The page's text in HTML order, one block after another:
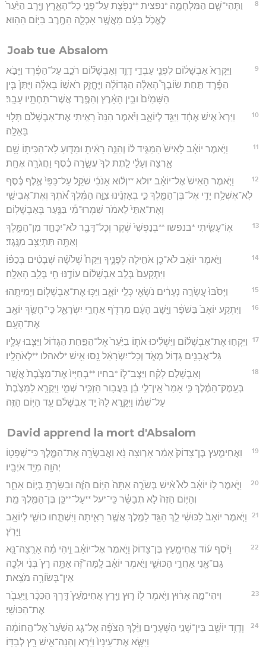
8
וַתְּהִי־שָׁ֧ם הַמִּלְחָמָ֛ה *נפצית **נָפֹ֖צֶת עַל־פְּנֵ֣י כָל־הָאָ֑רֶץ וַיֶּ֤רֶב הַיַּ֙עַר֙
לֶאֱכֹ֣ל בָּעָ֔ם מֵאֲשֶׁ֥ר אָכְלָ֛ה הַחֶ֖רֶב בַּיּ֥וֹם הַהֽוּא׃
Joab tue Absalom
9
וַיִּקָּרֵא֙ אַבְשָׁל֔וֹם לִפְנֵ֖י עַבְדֵ֣י דָוִ֑ד וְאַבְשָׁל֞וֹם רֹכֵ֣ב עַל־הַפֶּ֗רֶד וַיָּבֹ֣א
הַפֶּ֡רֶד תַּ֣חַת שׂוֹבֶךְ֩ הָאֵלָ֨ה הַגְּדוֹלָ֜ה וַיֶּחֱזַ֧ק רֹאשׁ֣וֹ בָאֵלָ֗ה וַיֻּתַּן֙ בֵּ֤ין
הַשָּׁמַ֙יִם֙ וּבֵ֣ין הָאָ֔רֶץ וְהַפֶּ֥רֶד אֲשֶׁר־תַּחְתָּ֖יו עָבָֽר׃
10
וַיַּרְא֙ אִ֣ישׁ אֶחָ֔ד וַיַּגֵּ֖ד לְיוֹאָ֑ב וַיֹּ֗אמֶר הִנֵּה֙ רָאִ֣יתִי אֶת־אַבְשָׁלֹ֔ם תָּל֖וּי
בָּאֵלָֽה׃
11
וַיֹּ֣אמֶר יוֹאָ֗ב לָאִישׁ֙ הַמַּגִּ֣יד ל֔וֹ וְהִנֵּ֣ה רָאִ֔יתָ וּמַדּ֛וּעַ לֹֽא־הִכִּית֥וֹ שָׁ֖ם
אָ֑רְצָה וְעָלַ֗י לָ֤תֶת לְךָ֙ עֲשָׂ֣רָה כֶ֔סֶף וַחֲגֹרָ֖ה אֶחָֽת׃
12
וַיֹּ֤אמֶר הָאִישׁ֙ אֶל־יוֹאָ֔ב *ולא **וְל֨וּא אָנֹכִ֜י שֹׁקֵ֤ל עַל־כַּפַּי֙ אֶ֣לֶף כֶּ֔סֶף
לֹֽא־אֶשְׁלַ֥ח יָדִ֖י אֶל־בֶּן־הַמֶּ֑לֶךְ כִּ֣י בְאָזְנֵ֜ינוּ צִוָּ֣ה הַמֶּ֗לֶךְ אֹ֠תְךָ וְאֶת־אֲבִישַׁ֤י
וְאֶת־אִתַּי֙ לֵאמֹ֔ר שִׁמְרוּ־מִ֕י בַּנַּ֖עַר בְּאַבְשָׁלֽוֹם׃
13
אֽוֹ־עָשִׂ֤יתִי *בנפשו **בְנַפְשִׁי֙ שֶׁ֔קֶר וְכָל־דָּבָ֖ר לֹא־יִכָּחֵ֣ד מִן־הַמֶּ֑לֶךְ
וְאַתָּ֖ה תִּתְיַצֵּ֥ב מִנֶּֽגֶד׃
14
וַיֹּ֣אמֶר יוֹאָ֔ב לֹא־כֵ֖ן אֹחִ֣ילָה לְפָנֶ֑יךָ וַיִּקַּח֩ שְׁלֹשָׁ֨ה שְׁבָטִ֜ים בְּכַפּ֗וֹ
וַיִּתְקָעֵם֙ בְּלֵ֣ב אַבְשָׁל֔וֹם עוֹדֶ֥נּוּ חַ֖י בְּלֵ֥ב הָאֵלָֽה׃
15 וַיָּסֹ֙בּוּ֙ עֲשָׂרָ֣ה נְעָרִ֔ים נֹשְׂאֵ֖י כְּלֵ֣י יוֹאָ֑ב וַיַּכּ֥וּ אֶת־אַבְשָׁל֖וֹם וַיְמִיתֻֽהוּ׃
16
וַיִּתְקַ֤ע יוֹאָב֙ בַּשֹּׁפָ֔ר וַיָּ֣שָׁב הָעָ֔ם מִרְדֹ֖ף אַחֲרֵ֣י יִשְׂרָאֵ֑ל כִּֽי־חָשַׂ֥ךְ יוֹאָ֖ב
אֶת־הָעָֽם׃
17
וַיִּקְח֣וּ אֶת־אַבְשָׁל֗וֹם וַיַּשְׁלִ֨יכוּ אֹת֤וֹ בַיַּ֙עַר֙ אֶל־הַפַּ֣חַת הַגָּד֔וֹל וַיַּצִּ֧בוּ עָלָ֛יו
גַּל־אֲבָנִ֖ים גָּד֣וֹל מְאֹ֑ד וְכָל־יִשְׂרָאֵ֔ל נָ֖סוּ אִ֥ישׁ *לאהלו **לְאֹהָלָֽיו׃
18
וְאַבְשָׁלֹ֣ם לָקַ֗ח וַיַּצֶּב־ל֤וֹ *בחיו **בְחַיָּיו֙ אֶת־מַצֶּ֙בֶת֙ אֲשֶׁ֣ר
בְּעֵֽמֶק־הַמֶּ֔לֶךְ כִּ֤י אָמַר֙ אֵֽין־לִ֣י בֵ֔ן בַּעֲב֖וּר הַזְכִּ֣יר שְׁמִ֑י וַיִּקְרָ֤א לַמַּצֶּ֙בֶת֙
עַל־שְׁמ֔וֹ וַיִּקָּ֤רֵא לָהּ֙ יַ֣ד אַבְשָׁלֹ֔ם עַ֖ד הַיּ֥וֹם הַזֶּֽה׃
David apprend la mort d'Absalom
19
וַאֲחִימַ֤עַץ בֶּן־צָדוֹק֙ אָמַ֔ר אָר֣וּצָה נָּ֔א וַאֲבַשְּׂרָ֖ה אֶת־הַמֶּ֑לֶךְ כִּי־שְׁפָט֥וֹ
יְהוָ֖ה מִיַּ֥ד אֹיְבָֽיו׃
20
וַיֹּ֧אמֶר ל֣וֹ יוֹאָ֗ב לֹא֩ אִ֨ישׁ בְּשֹׂרָ֤ה אַתָּה֙ הַיּ֣וֹם הַזֶּ֔ה וּבִשַּׂרְתָּ֖ בְּי֣וֹם אַחֵ֑ר
וְהַיּ֤וֹם הַזֶּה֙ לֹ֣א תְבַשֵּׂ֔ר כִּֽי־*על **עַל־**כֵּ֥ן בֶּן־הַמֶּ֖לֶךְ מֵֽת׃
21
וַיֹּ֤אמֶר יוֹאָב֙ לַכּוּשִׁ֔י לֵ֛ךְ הַגֵּ֥ד לַמֶּ֖לֶךְ אֲשֶׁ֣ר רָאִ֑יתָה וַיִּשְׁתַּ֧חוּ כוּשִׁ֛י לְיוֹאָ֖ב
וַיָּרֹֽץ׃
22
וַיֹּ֨סֶף ע֜וֹד אֲחִימַ֤עַץ בֶּן־צָדוֹק֙ וַיֹּ֣אמֶר אֶל־יוֹאָ֔ב וִ֣יהִי מָ֔ה אָרֻֽצָה־נָּ֥א
גַם־אָ֖נִי אַחֲרֵ֣י הַכּוּשִׁ֑י וַיֹּ֣אמֶר יוֹאָ֗ב לָֽמָּה־זֶּ֞ה אַתָּ֥ה רָץ֙ בְּנִ֔י וּלְכָ֖ה
אֵין־בְּשׂוֹרָ֥ה מֹצֵֽאת׃
23
וִיהִי־מָ֣ה אָר֔וּץ וַיֹּ֥אמֶר ל֖וֹ ר֑וּץ וַיָּ֤רָץ אֲחִימַ֙עַץ֙ דֶּ֣רֶךְ הַכִּכָּ֔ר וַֽיַּעֲבֹ֖ר
אֶת־הַכּוּשִֽׁי׃
24
וְדָוִ֥ד יוֹשֵׁ֖ב בֵּין־שְׁנֵ֣י הַשְּׁעָרִ֑ים וַיֵּ֨לֶךְ הַצֹּפֶ֜ה אֶל־גַּ֤ג הַשַּׁ֙עַר֙ אֶל־הַ֣חוֹמָ֔ה
וַיִּשָּׂ֤א אֶת־עֵינָיו֙ וַיַּ֔רְא וְהִנֵּה־אִ֖ישׁ רָ֥ץ לְבַדּֽוֹ׃